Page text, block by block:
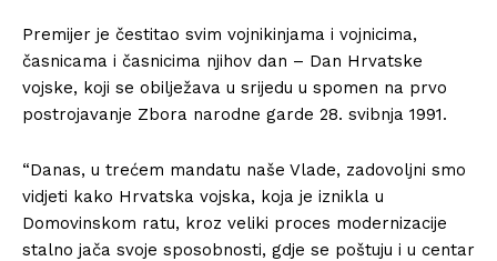
Premijer je čestitao svim vojnikinjama i vojnicima,
časnicama i časnicima njihov dan – Dan Hrvatske
vojske, koji se obilježava u srijedu u spomen na prvo
postrojavanje Zbora narodne garde 28. svibnja 1991.
“Danas, u trećem mandatu naše Vlade, zadovoljni smo
vidjeti kako Hrvatska vojska, koja je iznikla u
Domovinskom ratu, kroz veliki proces modernizacije
stalno jača svoje sposobnosti, gdje se poštuju i u centar